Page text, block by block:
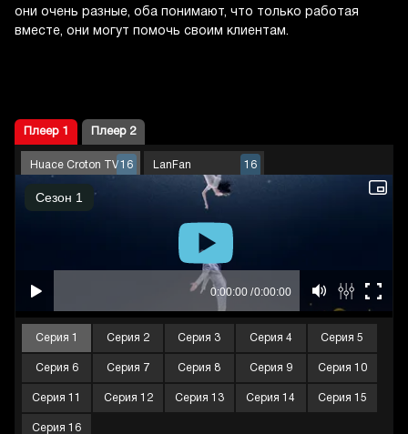
они очень разные, оба понимают, что только работая
вместе, они могут помочь своим клиентам.
Плеер 1 Плеер 2
Huace Croton TV 16 LanFan 16
Серия 1 Серия 2 Серия 3 Серия 4 Серия 5
Серия 6 Серия 7 Серия 8 Серия 9 Серия 10
Серия 11 Серия 12 Серия 13 Серия 14 Серия 15
Серия 16